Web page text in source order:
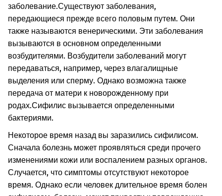
заболевание.Существуют заболевания,
передающиеся прежде всего половым путем. Они
также называются венерическими. Эти заболевания
вызываются в основном определенными
возбудителями. Возбудители заболеваний могут
передаваться, например, через влагалищные
выделения или сперму. Однако возможна также
передача от матери к новорожденному при
родах.Сифилис вызывается определенными
бактериями.
Некоторое время назад вы заразились сифилисом.
Сначала болезнь может проявляться среди прочего
изменениями кожи или воспалением разных органов.
Случается, что симптомы отсутствуют некоторое
время. Однако если человек длительное время болен